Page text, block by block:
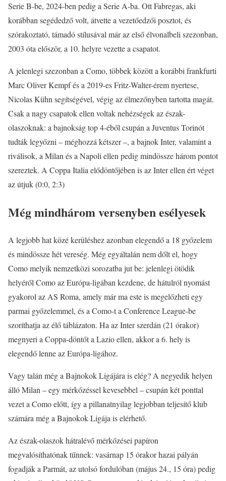
Serie B-be, 2024-ben pedig a Serie A-ba. Ott Fabregas, aki
korábban segédedző volt, átvette a vezetőedzői posztot, és
szórakoztató, támadó stílusával már az első élvonalbeli szezonban,
2003 óta először, a 10. helyre vezette a csapatot.
A jelenlegi szezonban a Como, többek között a korábbi frankfurti
Marc Oliver Kempf és a 2019-es Fritz-Walter-érem nyertese,
Nicolas Kühn segítségével, végig az élmezőnyben tartotta magát.
Csak a nagy csapatok ellen voltak nehézségek az észak-
olaszoknak: a bajnokság top 4-éből csupán a Juventus Torinót
tudták legyőzni – méghozzá kétszer –, a bajnok Inter, valamint a
riválisok, a Milan és a Napoli ellen pedig mindössze három pontot
szereztek. A Coppa Italia elődöntőjében is az Inter ellen ért véget
az útjuk (0:0, 2:3)
Még mindhárom versenyben esélyesek
A legjobb hat közé kerüléshez azonban elegendő a 18 győzelem
és mindössze hét vereség. Még egyáltalán nem dőlt el, hogy
Como melyik nemzetközi sorozatba jut be: jelenlegi ötödik
helyéről Como az Európa-ligában kezdene, de hátulról nyomást
gyakorol az AS Roma, amely már ma este is megelőzheti egy
parmai győzelemmel, és a Como-t a Conference League-be
szoríthatja az élő táblázaton. Ha az Inter szerdán (21 órakor)
megnyeri a Coppa-döntőt a Lazio ellen, akkor a 6. hely is
elegendő lenne az Európa-ligához.
Vagy talán még a Bajnokok Ligájára is elég? A negyedik helyen
álló Milan – egy mérkőzéssel kevesebbel – csupán két ponttal
vezet a Como előtt, így a pillanatnyilag legjobban teljesítő klub
számára még a Bajnokok Ligája is elérhető.
Az észak-olaszok hátralévő mérkőzései papíron
megvalósíthatónak tűnnek: vasárnap 15 órakor hazai pályán
fogadják a Parmát, az utolsó fordulóban (május 24., 15 óra) pedig